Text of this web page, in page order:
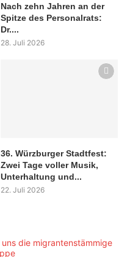
Nach zehn Jahren an der
Spitze des Personalrats:
Dr....
28. Juli 2026
36. Würzburger Stadtfest:
Zwei Tage voller Musik,
Unterhaltung und...
22. Juli 2026